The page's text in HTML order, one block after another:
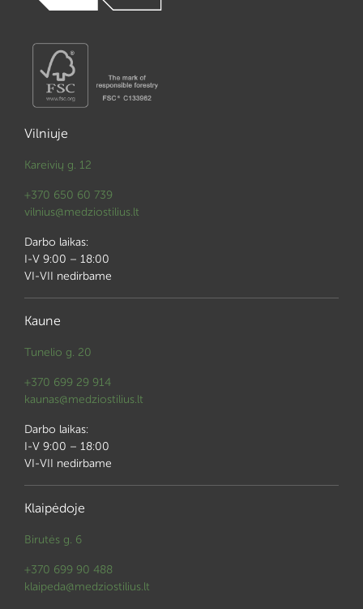
Vilniuje
Kareivių g. 12
+370 650 60 739
vilnius@medziostilius.lt
Darbo laikas:
I-V 9:00 – 18:00
VI-VII nedirbame
Kaune
Tunelio g. 20
+370 699 29 914
kaunas@medziostilius.lt
Darbo laikas:
I-V 9:00 – 18:00
VI-VII nedirbame
Klaipėdoje
Birutės g. 6
+370 699 90 488
klaipeda@medziostilius.lt